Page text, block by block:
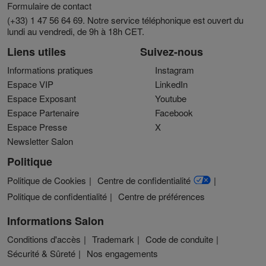
Formulaire de contact
(+33) 1 47 56 64 69. Notre service téléphonique est ouvert du
lundi au vendredi, de 9h à 18h CET.
Liens utiles
Informations pratiques
Espace VIP
Espace Exposant
Espace Partenaire
Espace Presse
Newsletter Salon
Suivez-nous
Instagram
LinkedIn
Youtube
Facebook
X
Politique
Politique de Cookies
Centre de confidentialité
Politique de confidentialité
Centre de préférences
Informations Salon
Conditions d'accès Trademark
Code de conduite
Sécurité & Sûreté
Nos engagements